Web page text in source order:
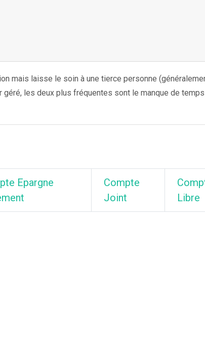
mais laisse le soin à une tierce personne
les deux plus fréquentes sont le manque de
Epargne
Compte
Joint
Libre